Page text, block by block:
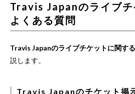
Travis Japanのライブチ
よくある質問
Travis Japanのライブチケットに関す
説します。
Travis Japanのチケット掲